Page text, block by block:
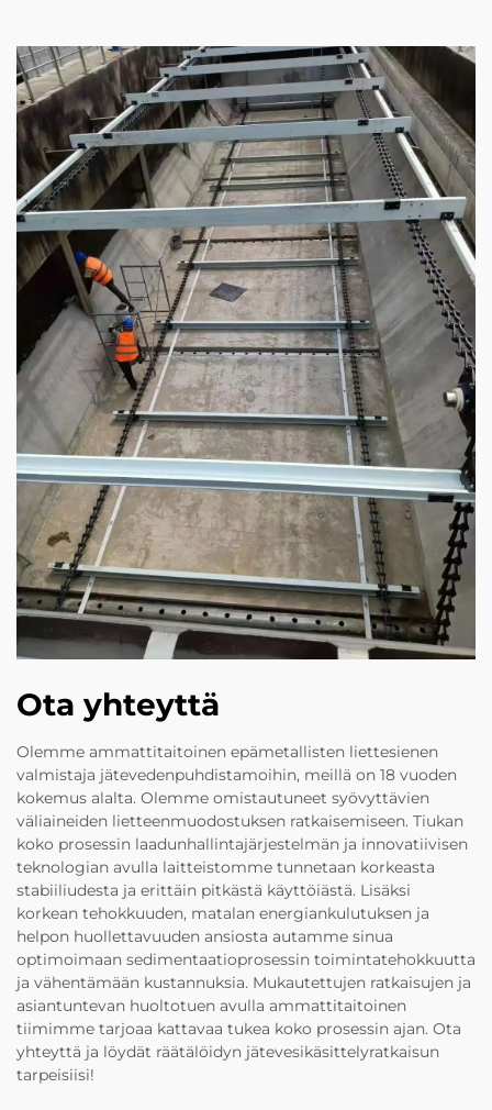
Ota yhteyttä
Olemme ammattitaitoinen epämetallisten liettesienen
valmistaja jätevedenpuhdistamoihin, meillä on 18 vuoden
kokemus alalta. Olemme omistautuneet syövyttävien
väliaineiden lietteenmuodostuksen ratkaisemiseen. Tiukan
koko prosessin laadunhallintajärjestelmän ja innovatiivisen
teknologian avulla laitteistomme tunnetaan korkeasta
stabiiliudesta ja erittäin pitkästä käyttöiästä. Lisäksi
korkean tehokkuuden, matalan energiankulutuksen ja
helpon huollettavuuden ansiosta autamme sinua
optimoimaan sedimentaatioprosessin toimintatehokkuutta
ja vähentämään kustannuksia. Mukautettujen ratkaisujen ja
asiantuntevan huoltotuen avulla ammattitaitoinen
tiimimme tarjoaa kattavaa tukea koko prosessin ajan. Ota
yhteyttä ja löydät räätälöidyn jätevesikäsittelyratkaisun
tarpeisiisi!